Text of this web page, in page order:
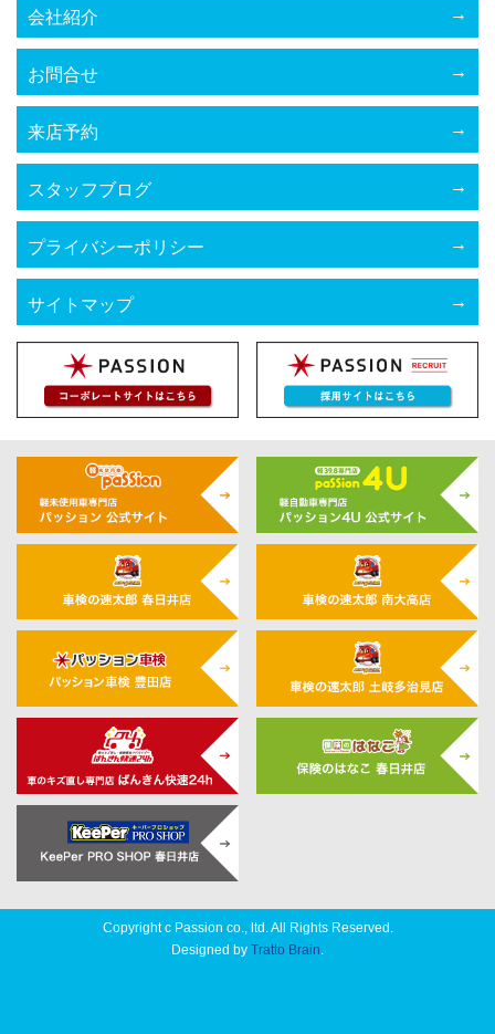
会社紹介
お問合せ
来店予約
スタッフブログ
プライバシーポリシー
サイトマップ
Copyright c Passion co., ltd. All Rights Reserved.
Designed by Tratto Brain.